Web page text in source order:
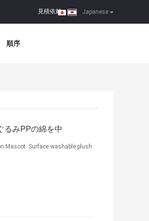
Japanese
見積依頼 |
順序
るみPPの綿を中
Mascot. Surface washable plush